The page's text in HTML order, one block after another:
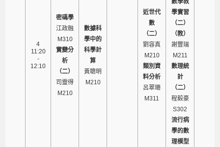
4
11:20
-
12:10
密碼學
江政融
M310
實變分
析
（二）
司靈得
M210
數據科
學中的
科學計
算
黃聰明
M210
近世代
數
（二）
劉容真
M210
類別資
料分析
呂翠珊
M311
數學教
學實習
（二）
（教）
謝豐瑞
M211
數理統
計
（二）
程毅豪
S302
流行病
學的數
理模型